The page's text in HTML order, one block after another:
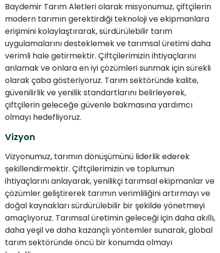
Baydemir Tarım Aletleri olarak misyonumuz, çiftçilerin
modern tarımın gerektirdiği teknoloji ve ekipmanlara
erişimini kolaylaştırarak, sürdürülebilir tarım
uygulamalarını desteklemek ve tarımsal üretimi daha
verimli hale getirmektir. Çiftçilerimizin ihtiyaçlarını
anlamak ve onlara en iyi çözümleri sunmak için sürekli
olarak çaba gösteriyoruz. Tarım sektöründe kalite,
güvenilirlik ve yenilik standartlarını belirleyerek,
çiftçilerin geleceğe güvenle bakmasına yardımcı
olmayı hedefliyoruz.
Vizyon
Vizyonumuz, tarımın dönüşümünü liderlik ederek
şekillendirmektir. Çiftçilerimizin ve toplumun
ihtiyaçlarını anlayarak, yenilikçi tarımsal ekipmanlar ve
çözümler geliştirerek tarımın verimliliğini artırmayı ve
doğal kaynakları sürdürülebilir bir şekilde yönetmeyi
amaçlıyoruz. Tarımsal üretimin geleceği için daha akıllı,
daha yeşil ve daha kazançlı yöntemler sunarak, global
tarım sektöründe öncü bir konumda olmayı